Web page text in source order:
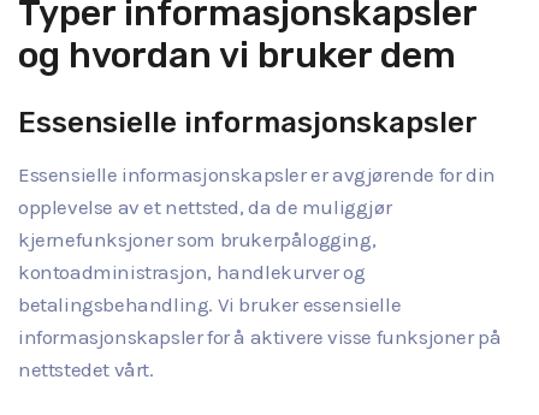
Typer informasjonskapsler
og hvordan vi bruker dem
Essensielle informasjonskapsler
Essensielle informasjonskapsler er avgjørende for din
opplevelse av et nettsted, da de muliggjør
kjernefunksjoner som brukerpålogging,
kontoadministrasjon, handlekurver og
betalingsbehandling. Vi bruker essensielle
informasjonskapsler for å aktivere visse funksjoner på
nettstedet vårt.